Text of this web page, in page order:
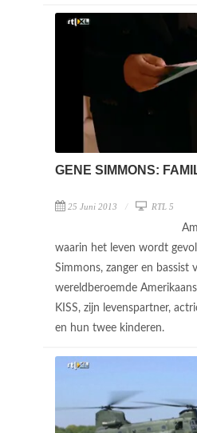
GENE SIMMONS:
25 Juni 2013 RTL 5
waarin het leven wordt
Simmons, zanger en bassist
wereldberoemde
KISS, zijn levenspartner,
en hun twee kinderen.